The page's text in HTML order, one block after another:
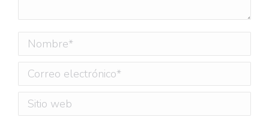
Nombre *
Correo electrónico *
Sitio web